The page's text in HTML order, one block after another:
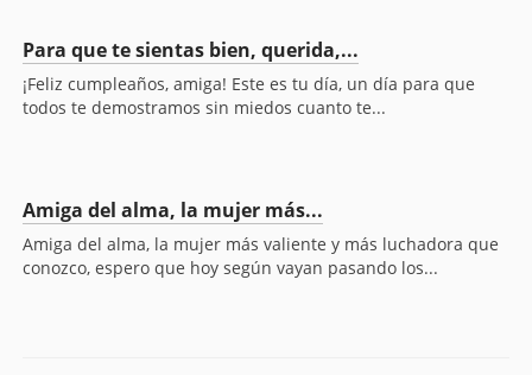
Para que te sientas bien, querida,...
¡Feliz cumpleaños, amiga! Este es tu día, un día para que
todos te demostramos sin miedos cuanto te...
Amiga del alma, la mujer más...
Amiga del alma, la mujer más valiente y más luchadora que
conozco, espero que hoy según vayan pasando los...